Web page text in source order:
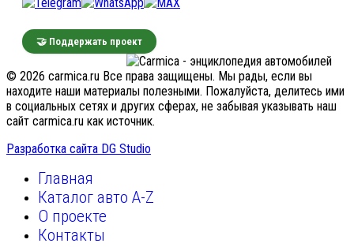
🤝 Поддержать проект
© 2026 carmica.ru Все права защищены. Мы рады, если вы
находите наши материалы полезными. Пожалуйста, делитесь ими
в социальных сетях и других сферах, не забывая указывать наш
сайт carmica.ru как источник.
Разработка сайта DG Studio
Главная
Каталог авто A-Z
О проекте
Контакты